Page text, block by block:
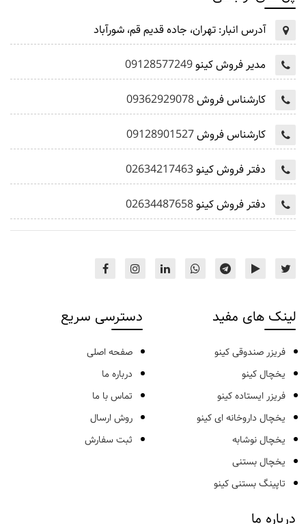
آدرس انبار: تهران، جاده قدیم قم، شورآباد
مدیر فروش کینو09128577249
کارشناس فروش09362929078
کارشناس فروش09128901527
دفتر فروش کینو02634217463
دفتر فروش کینو02634487658
لینک های مفید
فریزر صندوقی کینو
یخچال کینو
فریزر ایستاده کینو
یخچال داروخانه ای کینو
یخچال نوشابه
یخچال بستنی
تاپینگ بستنی کینو
دسترسی سریع
صفحه اصلی
درباره ما
تماس با ما
روش ارسال
ثبت سفارش
درباره ما